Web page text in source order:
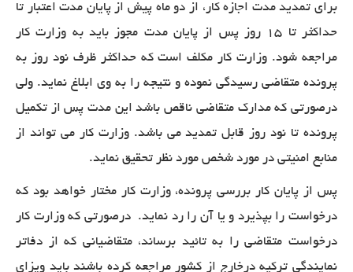
برای تمدید مدت اجازه کار، از دو ماه پیش از پایان مدت اعتبار تا
حداکثر تا ۱۵
روز پس از پایان مدت مجوز باید به وزارت کار
مراجعه شود. وزارت کار مکلف است که حداکثر ظرف نود روز به
پرونده متقاضی رسیدگی نموده و نتیجه را به وی ابلاغ نماید. ولی
درصورتی که مدارک متقاضی ناقص باشد این مدت پس از تکمیل
پرونده تا نود روز قابل تمدید می باشد. وزارت کار می تواند از
منابع امنیتی در مورد شخص مورد نظر تحقیق نماید.
پس از پایان کار بررسی پرونده، وزارت کار مختار خواهد بود که
درخواست را بپذیرد و یا آن را رد نماید. درصورتی که وزارت کار
درخواست متقاضی را به تائید برساند، متقاضیانی که از دفاتر
نمایندگی ترکیه درخارج از کشور مراجعه کرده باشند باید ویزای